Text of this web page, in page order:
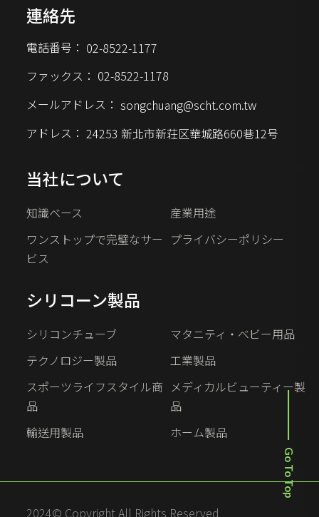
連絡先
電話番号： 02-8522-1177
ファックス： 02-8522-1178
メールアドレス： songchuang@scht.com.tw
アドレス： 24253 新北市新荘区華城路660巷12号
当社について
知識ベース
産業用途
ワンストップで完璧なサー
ビス
プライバシーポリシー
シリコーン製品
シリコンチューブ
マタニティ・ベビー用品
テクノロジー製品
工業製品
スポーツライフスタイル商
品
メディカルビューティー製
品
輸送用製品
ホーム製品
2024© Copyright All Rights Reserved
Go To Top